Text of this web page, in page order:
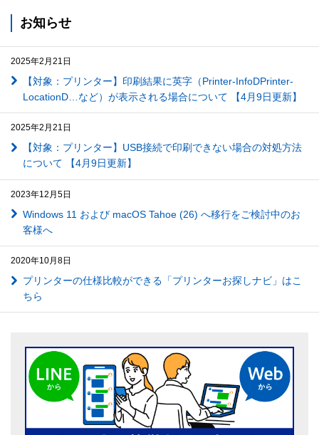
お知らせ
2025年2月21日
【対象：プリンター】印刷結果に英字（Printer-InfoDPrinter-
LocationD…など）が表示される場合について 【4月9日更新】
2025年2月21日
【対象：プリンター】USB接続で印刷できない場合の対処方法
について 【4月9日更新】
2023年12月5日
Windows 11 および macOS Tahoe (26) へ移行をご検討中のお
客様へ
2020年10月8日
プリンターの仕様比較ができる「プリンターお探しナビ」はこ
ちら